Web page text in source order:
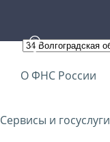
О ФНС России
Сервисы и госуслуги